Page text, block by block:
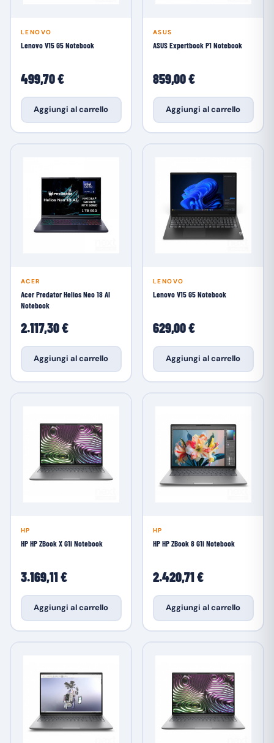
LENOVO
Lenovo V15 G5 Notebook
499,70 €
Aggiungi al carrello
ASUS
ASUS Expertbook P1 Notebook
859,00 €
Aggiungi al carrello
ACER
Acer Predator Helios Neo 18 AI
Notebook
2.117,30 €
Aggiungi al carrello
LENOVO
Lenovo V15 G5 Notebook
629,00 €
Aggiungi al carrello
HP
HP HP ZBook X G1i Notebook
3.169,11 €
Aggiungi al carrello
HP
HP HP ZBook 8 G1i Notebook
2.420,71 €
Aggiungi al carrello